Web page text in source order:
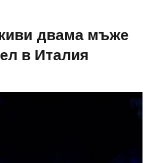
двама мъже
в Италия